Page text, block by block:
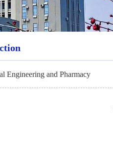
Engineering and Pharmacy